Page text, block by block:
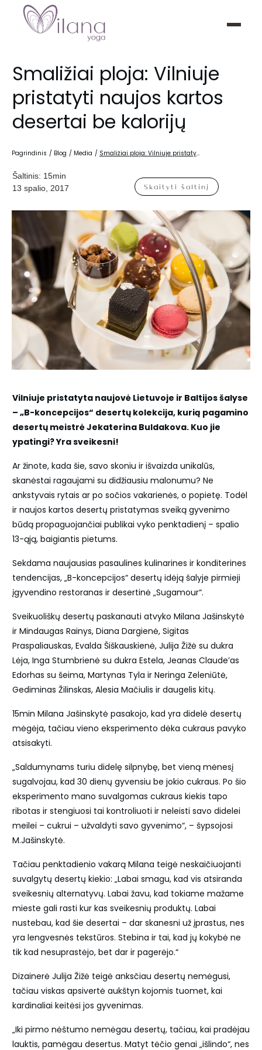
Smaližiai ploja: Vilniuje
pristatyti naujos kartos
desertai be kalorijų
Pagrindinis / Blog / Media / Smaližiai ploja: Vilniuje pristatyti naujos kartos desertai be kalorijų
Skaityti šaltinį
Šaltinis: 15min
13 spalio, 2017
Vilniuje pristatyta naujovė Lietuvoje ir Baltijos šalyse
– „B-koncepcijos“ desertų kolekcija, kurią pagamino
desertų meistrė Jekaterina Buldakova. Kuo jie
ypatingi? Yra sveikesni!
Ar žinote, kada šie, savo skoniu ir išvaizda unikalūs,
skanėstai ragaujami su didžiausiu malonumu? Ne
ankstyvais rytais ar po sočios vakarienės, o popietę. Todėl
ir naujos kartos desertų pristatymas sveiką gyvenimo
būdą propaguojančiai publikai vyko penktadienį – spalio
13-ąją, baigiantis pietums.
Sekdama naujausias pasaulines kulinarines ir konditerines
tendencijas, „B-koncepcijos“ desertų idėją šalyje pirmieji
įgyvendino restoranas ir desertinė „Sugamour“.
Sveikuoliškų desertų paskanauti atvyko Milana Jašinskytė
ir Mindaugas Rainys, Diana Dargienė, Sigitas
Praspaliauskas, Evalda Šiškauskienė, Julija Žižė su dukra
Lėja, Inga Stumbrienė su dukra Estela, Jeanas Claude’as
Edorhas su šeima, Martynas Tyla ir Neringa Zeleniūtė,
Gediminas Žilinskas, Alesia Mačiulis ir daugelis kitų.
15min Milana Jašinskytė pasakojo, kad yra didelė desertų
mėgėja, tačiau vieno eksperimento dėka cukraus pavyko
atsisakyti.
„Saldumynams turiu didelę silpnybę, bet vieną mėnesį
sugalvojau, kad 30 dienų gyvensiu be jokio cukraus. Po šio
eksperimento mano suvalgomas cukraus kiekis tapo
ribotas ir stengiuosi tai kontroliuoti ir neleisti savo didelei
meilei – cukrui – užvaldyti savo gyvenimo“, – šypsojosi
M.Jašinskytė.
Tačiau penktadienio vakarą Milana teigė neskaičiuojanti
suvalgytų desertų kiekio: „Labai smagu, kad vis atsiranda
sveikesnių alternatyvų. Labai žavu, kad tokiame mažame
mieste gali rasti kur kas sveikesnių produktų. Labai
nustebau, kad šie desertai – dar skanesni už įprastus, nes
yra lengvesnės tekstūros. Stebina ir tai, kad jų kokybė ne
tik kad nesuprastėjo, bet dar ir pagerėjo.“
Dizainerė Julija Žižė teigė anksčiau desertų nemėgusi,
tačiau viskas apsivertė aukštyn kojomis tuomet, kai
kardinaliai keitėsi jos gyvenimas.
„Iki pirmo nėštumo nemėgau desertų, tačiau, kai pradėjau
lauktis, pamėgau desertus. Matyt tėčio genai „išlindo“, nes